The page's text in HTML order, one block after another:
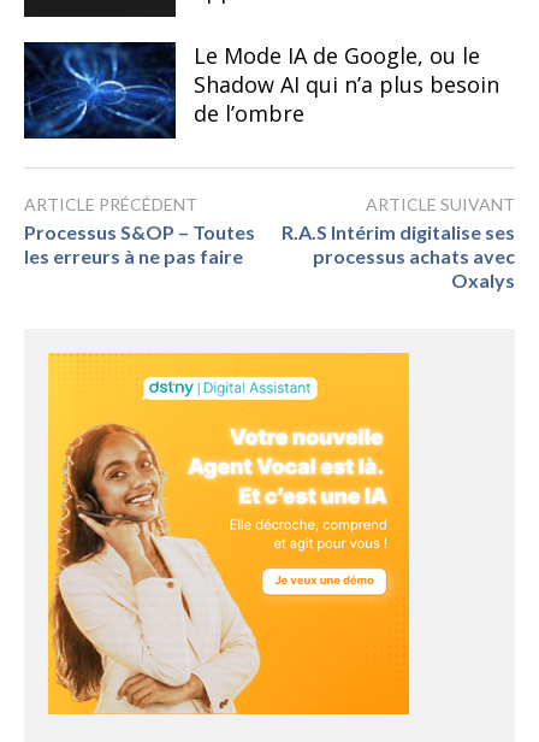
Le Mode IA de Google, ou le
Shadow AI qui n’a plus besoin
de l’ombre
ARTICLE PRÉCÉDENT
Processus S&OP – Toutes
les erreurs à ne pas faire
ARTICLE SUIVANT
R.A.S Intérim digitalise ses
processus achats avec
Oxalys